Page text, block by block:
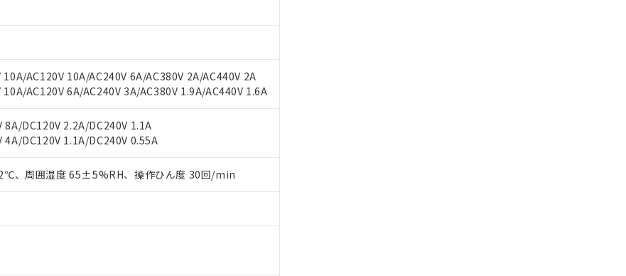
AC120V 10A/AC240V 6A/AC380V 2A/AC440V 2A
AC120V 6A/AC240V 3A/AC380V 1.9A/AC440V 1.6A
8A/DC120V 2.2A/DC240V 1.1A
4A/DC120V 1.1A/DC240V 0.55A
、周囲湿度 65±5%RH、操作ひん度 30回/min
社制御機器事業取扱商品の当社在庫状況および標準価格(税抜)を提供させていただ
取扱商品の中には、本サービスの対象外となる商品もあることをご了承ください。
準価格照会結果は、記載している更新日時点での社内データに基づき作成されるも
れた時点での実際の在庫および標準価格とは異なる場合があることをご了承くださ
よび標準価格はお客様のお取引先、またはお客様担当のオムロン制御機器販売店・
指令（10物質）の非含有に対応した製品が提供可能な商品です。
令（10物質）の非含有に対応した製品に切り替える予定のある商品です。
指令（10物質）の非含有に非対応の商品で、対応品を出す予定はありません。
など無形物で、有害物質有無と関係のない商品です。
非含有部品としていたものが、含有品と判明した場合などやむを得ず変更すること
1000ppm以下、 カドミウム(Cd) 100ppm以下、
ル) (DEHP)(別名：DOP) 1000ppm以下、フタル酸ブチルベンジル（BBP） 1000ppm以下、フタル酸ジブチ
ついては閾値を超える意図的な使用がないことを確認しています。
有率が中国RoHSの基準値以下であることを示します。
有率が中国RoHSの基準値を超えていることを示します。
社販売部門へお問い合わせください。
T26572)：
: 1000ppm、 Cd(カドミウム) : 100ppm、
、 PBBs(ポリ臭化ビフェニル類) : 1000ppm、 PBDEs(ポリ臭化ジフェニルエーテル類) : 1000ppm、
、 DIBP(フタル酸ジイソブチル) : 1000ppm、 BBP(フタル酸ブチルベンジル) : 1000ppm、
ヘキシル)) : 1000ppm
社製品のうち、外国為替および外国貿易法に定める商品（以下｢規制貨物等」とい
国外への提供する場合は、日本国政府の輸出許可(または役務取引許可)を取得する
きをとります。
破棄する場合は、完全に破砕するなど、違法に輸出されないよう必要な手段を講じ
、核兵器、ミサイル、化学兵器、生物兵器またはその他武器並びにこれらの製造装
在庫あり